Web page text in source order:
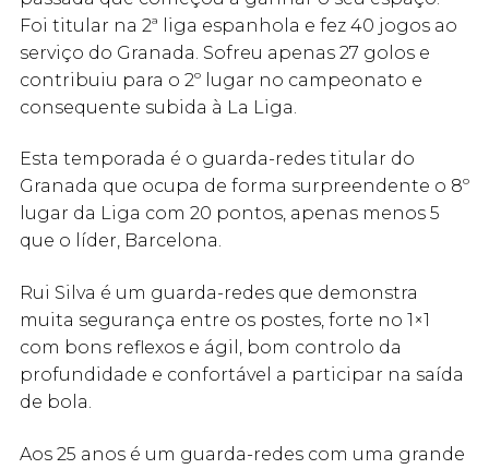
Foi titular na 2ª liga espanhola e fez 40 jogos ao
serviço do Granada. Sofreu apenas 27 golos e
contribuiu para o 2º lugar no campeonato e
consequente subida à La Liga.
Esta temporada é o guarda-redes titular do
Granada que ocupa de forma surpreendente o 8º
lugar da Liga com 20 pontos, apenas menos 5
que o líder, Barcelona.
Rui Silva é um guarda-redes que demonstra
muita segurança entre os postes, forte no 1×1
com bons reflexos e ágil, bom controlo da
profundidade e confortável a participar na saída
de bola.
Aos 25 anos é um guarda-redes com uma grande